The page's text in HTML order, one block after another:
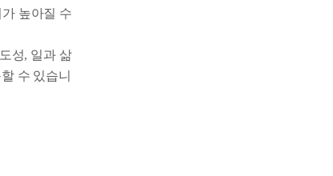
높아질 수
성, 일과 삶
수 있습니